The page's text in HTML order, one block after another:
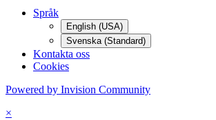
Språk
English (USA)
Svenska (Standard)
Kontakta oss
Cookies
Powered by Invision Community
×